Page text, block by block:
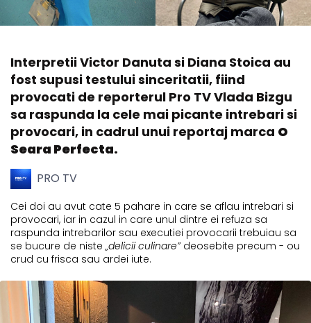
Interpretii Victor Danuta si Diana Stoica au
fost supusi testului sinceritatii, fiind
provocati de reporterul Pro TV Vlada Bizgu
sa raspunda la cele mai picante intrebari si
provocari, in cadrul unui reportaj marca O
Seara Perfecta.
PRO TV
Cei doi au avut cate 5 pahare in care se aflau intrebari si
provocari, iar in cazul in care unul dintre ei refuza sa
raspunda intrebarilor sau executiei provocarii trebuiau sa
se bucure de niste „delicii culinare” deosebite precum - ou
crud cu frisca sau ardei iute.